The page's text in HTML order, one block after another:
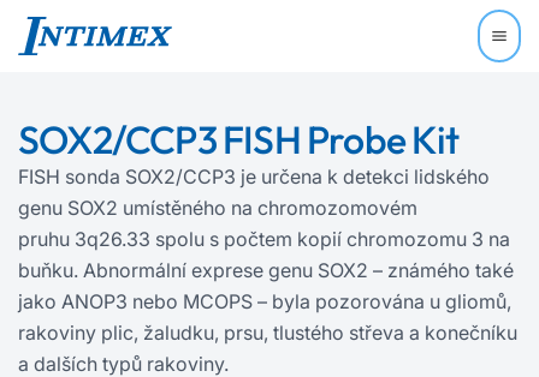
SOX2/CCP3 FISH Probe Kit
FISH sonda SOX2/CCP3 je určena k detekci lidského
genu SOX2 umístěného na chromozomovém
pruhu 3q26.33 spolu s počtem kopií chromozomu 3 na
buňku. Abnormální exprese genu SOX2 – známého také
jako ANOP3 nebo MCOPS – byla pozorována u gliomů,
rakoviny plic, žaludku, prsu, tlustého střeva a konečníku
a dalších typů rakoviny.